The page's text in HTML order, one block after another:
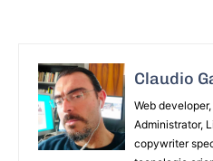
Claudio
Web
Administrator,
copywriter